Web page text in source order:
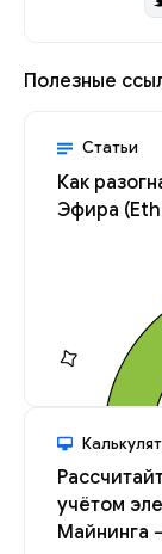
Полезные
Статьи
Как
Эфира
учётом
Майнинга